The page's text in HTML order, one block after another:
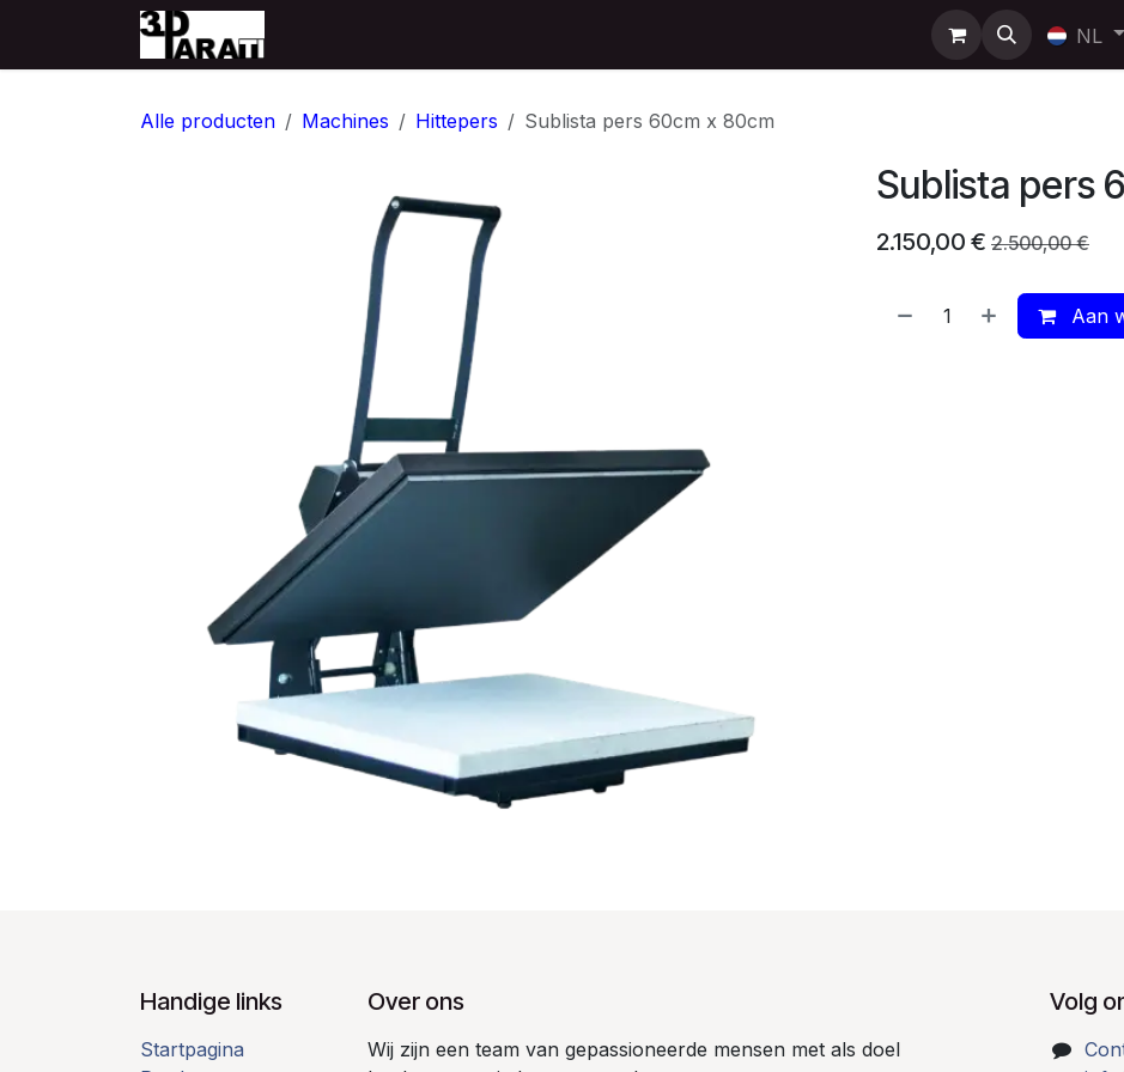
Overslaan naar inhoud
NL
Alle producten Machines Hittepers Sublista pers 60cm x 80cm
Sublista pers
2.150,00 € 2.500,00€
Aan
Handige links
Startpagina
Over ons
Wij zijn een team van gepassioneerde mensen met als doel
Volg